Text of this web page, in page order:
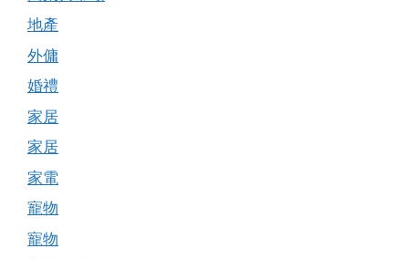
地產
外傭
婚禮
家居
家居
家電
寵物
寵物